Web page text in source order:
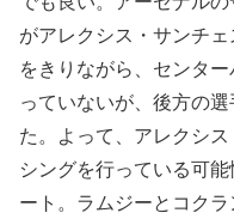
がアレクシス・サンチ
をきりながら、センタ
っていないが、後方の
た。よって、アレクシ
シングを行っている可
ート。ラムジーとコク